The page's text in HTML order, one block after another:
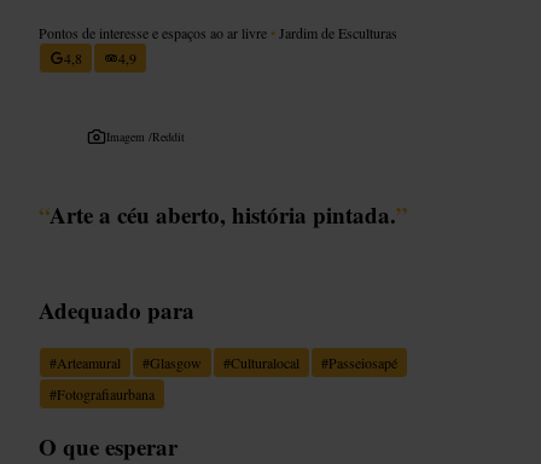
Pontos de interesse e espaços ao ar livre • Jardim de Esculturas
4,8
4,9
Imagem /Reddit
“Arte a céu aberto, história pintada.”
Adequado para
#Arteamural #Glasgow #Culturalocal #Passeiosapé
#Fotografiaurbana
O que esperar